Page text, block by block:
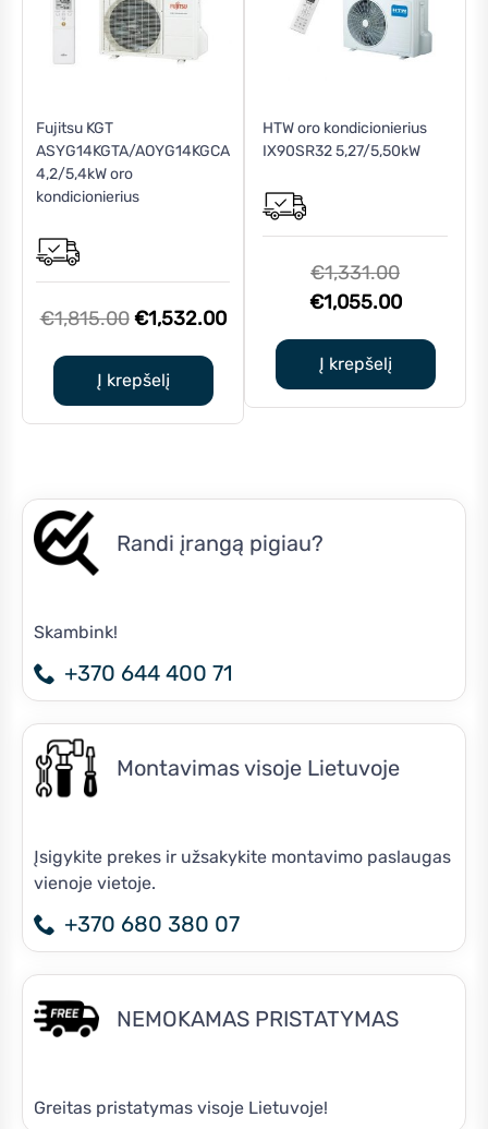
Fujitsu KGT
ASYG14KGTA/AOYG14KGCA
4,2/5,4kW oro
kondicionierius
€1,815.00 Original
was:
€1,815.00.
€1,532.00Current
€1,532.00.
Į krepšelį
HTW oro kondicionierius
IX90SR32 5,27/5,50kW
€1,331.00Original
price
€1,055.00Current
Į krepšelį
Randi įrangą pigiau?
Skambink!
+370 644 400 71
Montavimas visoje Lietuvoje
Įsigykite prekes ir užsakykite montavimo paslaugas
vienoje vietoje.
+370 680 380 07
NEMOKAMAS PRISTATYMAS
Greitas pristatymas visoje Lietuvoje!